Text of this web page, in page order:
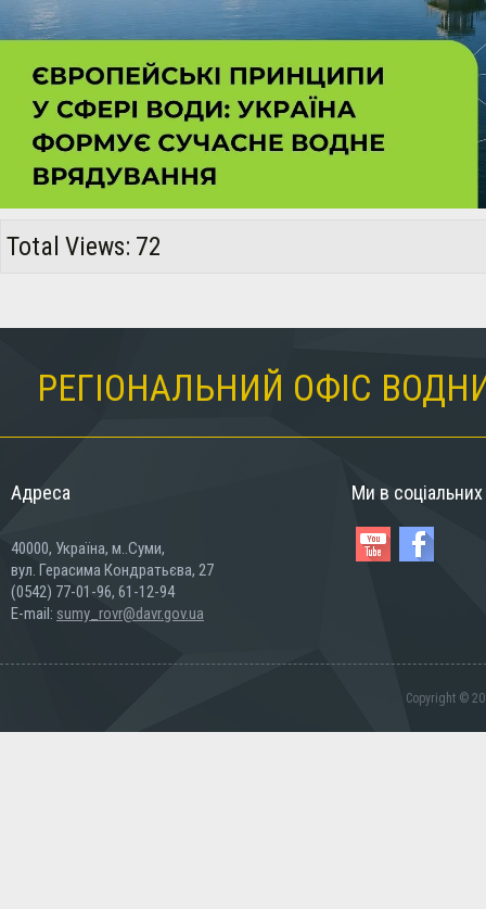
Total Views: 72
РЕГІОНАЛЬНИЙ ОФІС
Адреса
40000, Україна, м..Суми,
вул. Герасима Кондратьєва, 27
(0542) 77-01-96, 61-12-94
E-mail: sumy_rovr@davr.gov.ua
Ми в
Copyright ©